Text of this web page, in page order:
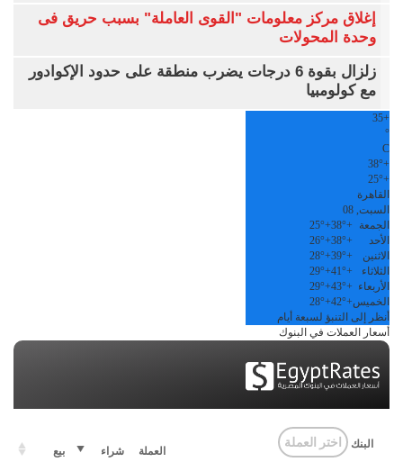
إغلاق مركز معلومات "القوى العاملة" بسبب حريق فى
وحدة المحولات
زلزال بقوة 6 درجات يضرب منطقة على حدود الإكوادور
مع كولومبيا
+
35
°
C
+
38°
+
25°
القاهرة
السبت, 08
الجمعة
+
38°
+
25°
الأحد
+
38°
+
26°
الاثنين
+
39°
+
28°
الثلاثاء
+
41°
+
29°
الأربعاء +
43°
+
29°
الخميس+
42°
+
28°
أنظر إلى التنبؤ لسبعة أيام
أسعار العملات في البنوك